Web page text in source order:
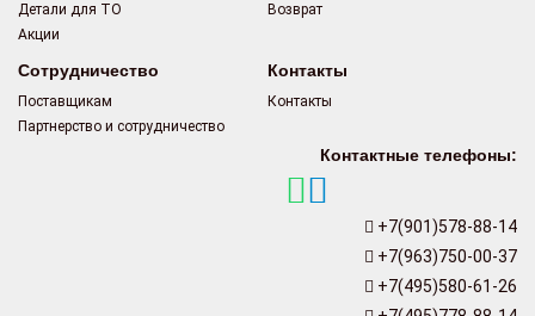
Детали для ТО
Акции
Возврат
Сотрудничество
Поставщикам
Партнерство и сотрудничество
Контакты
Контакты
Контактные телефоны:
+7(901)578-88-14
+7(963)750-00-37
+7(495)580-61-26